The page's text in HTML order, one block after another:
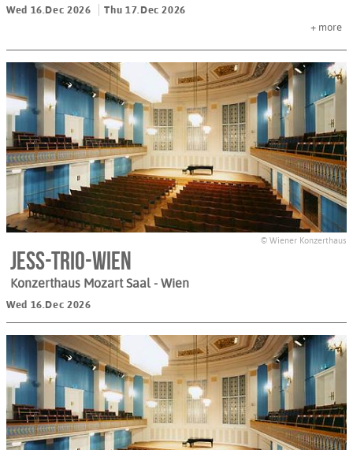
Wed 16.Dec 2026
Thu 17.Dec 2026
+ more
© Wiener Konzerthaus
Jess-Trio-Wien
Konzerthaus Mozart Saal - Wien
Wed 16.Dec 2026